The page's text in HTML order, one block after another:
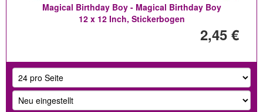
Magical Birthday Boy - Magical Birthday Boy
12 x 12 Inch, Stickerbogen
2,45 €